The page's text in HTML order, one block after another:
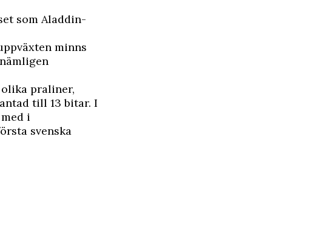
som Aladdin-
minns
olika praliner,
till 13 bitar. I
i
svenska